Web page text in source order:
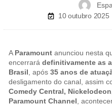
10 outubro 2025
A Paramount anunciou nesta
encerrará definitivamente as
Brasil , após 35 anos de
desligamento do canal, assim
Comedy Central,
Paramount Channel ,